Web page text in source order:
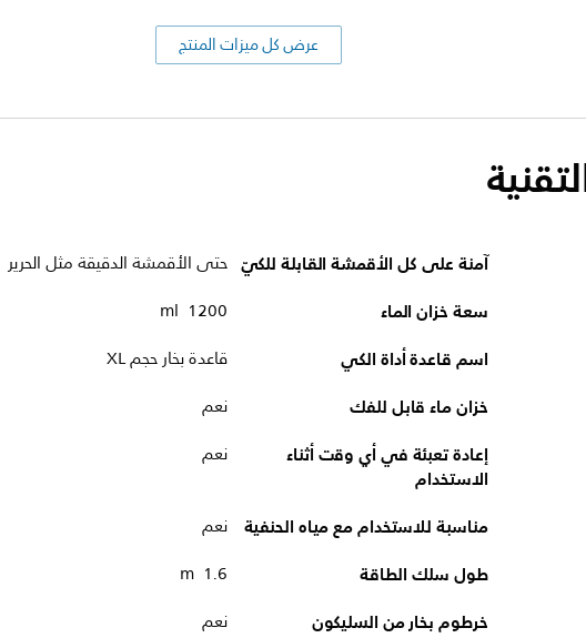
عرض كل ميزات المنتج
آمنة على كل الأقمشة القابلة للكيّ حتى الأقمشة الدقيقة مثل الحرير
سعة خزان الماء 1200 ml
اسم قاعدة أداة الكي قاعدة بخار حجم XL
خزان ماء قابل للفك نعم
إعادة تعبئة في أي وقت أثناء
الاستخدام
نعم
مناسبة للاستخدام مع مياه الحنفية نعم
طول سلك الطاقة 1.6 m
خرطوم بخار من السليكون نعم